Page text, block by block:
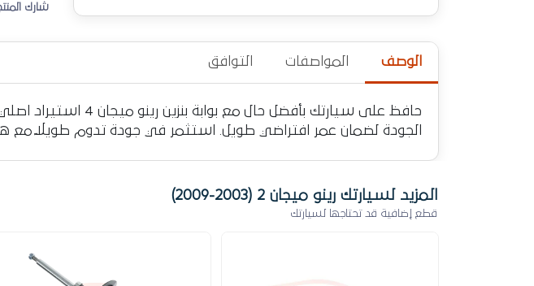
شارك
الوصف المواصفات التوافق
حافظ على سيارتك
الجودة لضمان عمر افتراضي طويل. استثمر في جودة تدوم طويلاً مع هذا
المزيد لسيارتك رينو ميجان 2 (2003-2009)
قطع إضافية قد تحتاجها لسيارتك